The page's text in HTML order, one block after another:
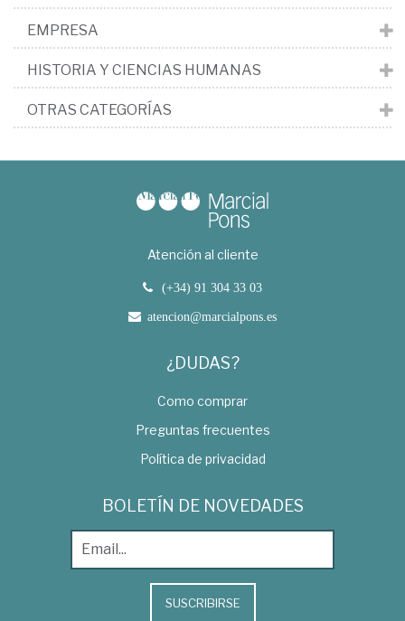
EMPRESA
HISTORIA Y CIENCIAS HUMANAS
OTRAS CATEGORÍAS
Atención al cliente
(+34) 91 304 33 03
atencion@marcialpons.es
¿DUDAS?
Como comprar
Preguntas frecuentes
Política de privacidad
BOLETÍN DE NOVEDADES
SUSCRIBIRSE